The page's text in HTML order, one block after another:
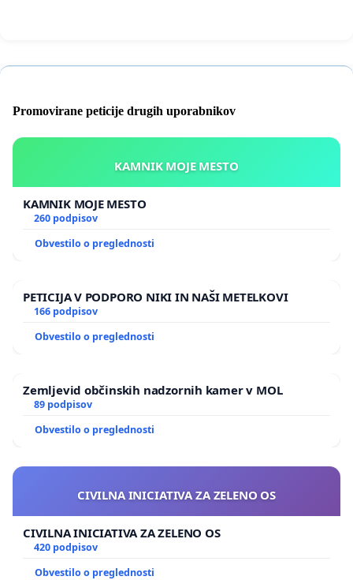
Promovirane peticije drugih uporabnikov
KAMNIK MOJE MESTO
KAMNIK MOJE MESTO
260 podpisov
Obvestilo o preglednosti
PETICIJA V PODPORO NIKI IN NAŠI METELKOVI
166 podpisov
Obvestilo o preglednosti
Zemljevid občinskih nadzornih kamer v MOL
89 podpisov
Obvestilo o preglednosti
CIVILNA INICIATIVA ZA ZELENO OS
CIVILNA INICIATIVA ZA ZELENO OS
420 podpisov
Obvestilo o preglednosti